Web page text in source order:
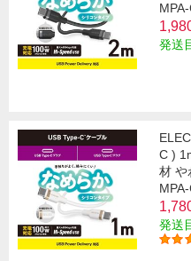
発送
C )
材 や
発送